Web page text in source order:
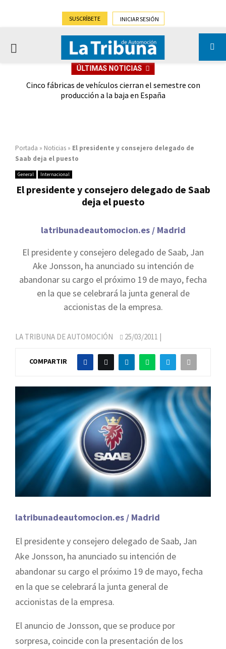
SUSCRÍBETE INICIAR SESIÓN
PRIMARY
ÚLTIMAS NOTICIAS
Cinco fábricas de vehículos cierran el semestre con
producción a la baja en España
Portada » Noticias » El presidente y consejero delegado de
Saab deja el puesto
General Internacional
El presidente y consejero delegado de Saab
deja el puesto
latribunadeautomocion.es / Madrid
El presidente y consejero delegado de Saab, Jan
Ake Jonsson, ha anunciado su intención de
abandonar su cargo el próximo 19 de mayo, fecha
en la que se celebrará la junta general de
accionistas de la empresa.
LA TRIBUNA DE AUTOMOCIÓN 25/03/2011 |
COMPARTIR
latribunadeautomocion.es / Madrid
El presidente y consejero delegado de Saab, Jan
Ake Jonsson, ha anunciado su intención de
abandonar su cargo el próximo 19 de mayo, fecha
en la que se celebrará la junta general de
accionistas de la empresa.
El anuncio de Jonsson, que se produce por
sorpresa, coincide con la presentación de los